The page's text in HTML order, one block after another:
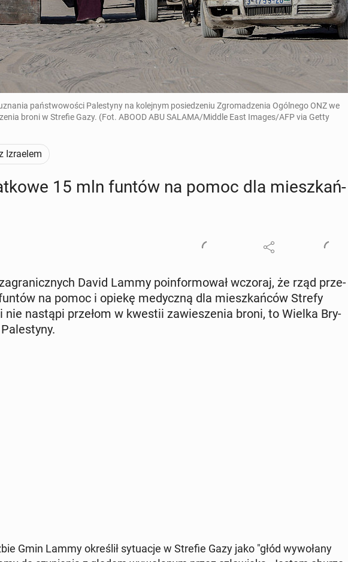
państwowości Palestyny na kolejnym posiedzeniu Zgromadzenia Ogólnego ONZ we
broni w Strefie Gazy. (Fot. ABOOD ABU SALAMA/Middle East Images/AFP via Getty
Izraelem
15 mln funtów na pomoc dla miesz­kań­
David Lammy po­in­for­mo­wał wczoraj, że rząd prze­
na pomoc i opiekę me­dycz­ną dla miesz­kań­ców Strefy
nie nastąpi przełom w kwestii za­wie­sze­nia broni, to Wielka Bry­
Gmin Lammy okre­ślił sy­tu­acje w Strefie Gazy jako "głód wy­wo­ła­ny